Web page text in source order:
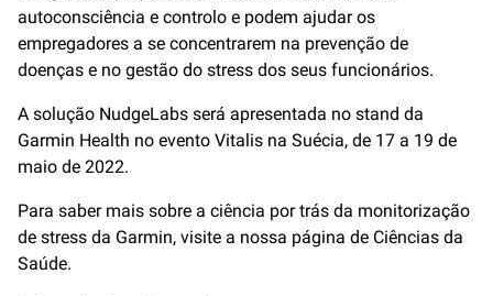
autoconsciência e controlo e podem ajudar os
empregadores a se concentrarem na prevenção de
doenças e no gestão do stress dos seus funcionários.
A solução NudgeLabs será apresentada no stand da
Garmin Health no evento Vitalis na Suécia, de 17 a 19 de
maio de 2022.
Para saber mais sobre a ciência por trás da monitorização
de stress da Garmin, visite a nossa página de Ciências da
Saúde.